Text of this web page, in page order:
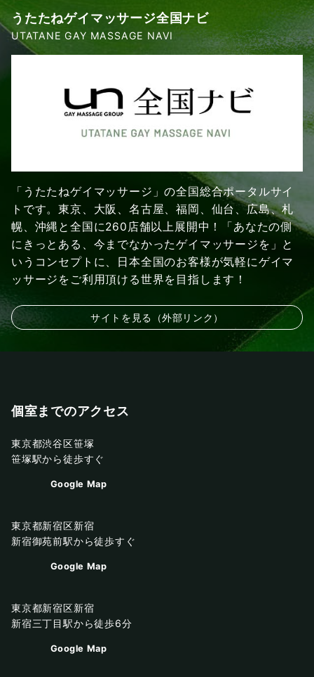
うたたねゲイマッサージ全国ナビ
UTATANE GAY MASSAGE NAVI
「うたたねゲイマッサージ」の全国総合ポータルサイ
トです。東京、大阪、名古屋、福岡、仙台、広島、札
幌、沖縄と全国に260店舗以上展開中！「あなたの側
にきっとある、今までなかったゲイマッサージを」と
いうコンセプトに、日本全国のお客様が気軽にゲイマ
ッサージをご利用頂ける世界を目指します！
サイトを見る（外部リンク）
個室までのアクセス
東京都渋谷区笹塚
笹塚駅から徒歩すぐ
Google Map
東京都新宿区新宿
新宿御苑前駅から徒歩すぐ
Google Map
東京都新宿区新宿
新宿三丁目駅から徒歩6分
Google Map